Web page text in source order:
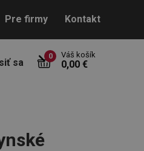
Pre firmy Kontakt
sa
0 Váš košík
0,00 €